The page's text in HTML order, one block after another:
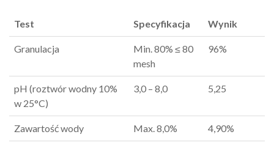
Test Specyfikacja Wynik
Granulacja
Min. 80% ≤ 80
mesh
96%
pH (roztwór wodny 10%
w 25°C)
3,0 – 8,0 5,25
Zawartość wody Max. 8,0% 4,90%